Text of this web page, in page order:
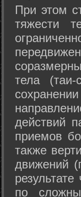
При этом
тяжести
тела (таи-
действий
приемов
также
движений
по